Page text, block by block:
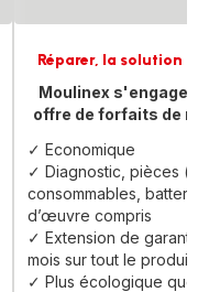
Réparer, la solution
Moulinex s'engage
offre de forfaits de
✓ Economique
✓ Diagnostic, pièces
consommables,
d’œuvre compris
✓ Extension de garantie
mois sur tout le produit
✓ Plus écologique que